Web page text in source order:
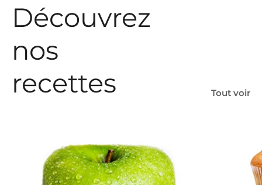
Découvrez
nos
recettes
Tout voir